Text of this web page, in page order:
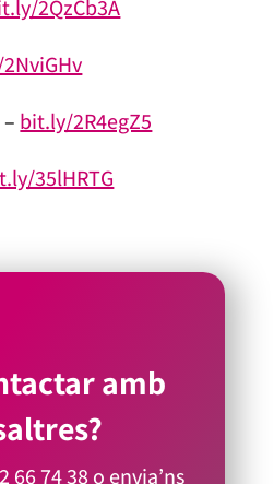
2QzCb3A
bit.ly/2R4egZ5
35lHRTG
amb
66 74 38o envia’ns